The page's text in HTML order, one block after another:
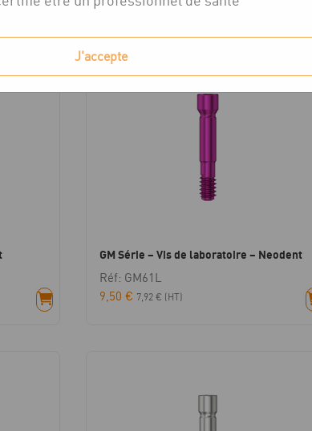
GM Série – Vis de laboratoire – Neodent
Réf: GM61L
9,50 € 7,92 € (HT)
J'accepte